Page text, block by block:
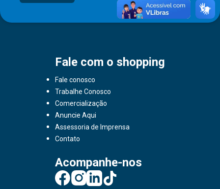
Fale com o shopping
Fale conosco
Trabalhe Conosco
Comercialização
Anuncie Aqui
Assessoria de Imprensa
Contato
Acompanhe-nos